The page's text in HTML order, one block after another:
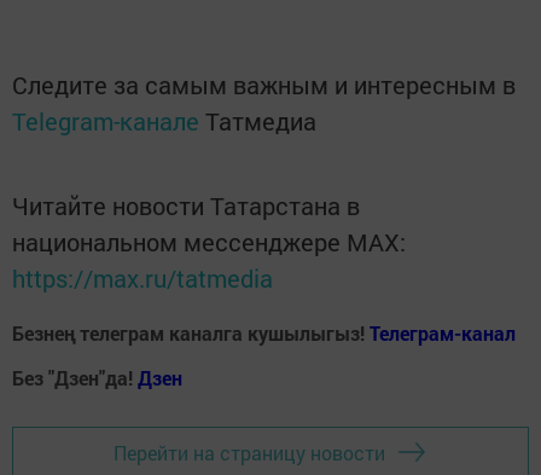
Следите за самым важным и интересным в
Telegram-канале Татмедиа
Читайте новости Татарстана в
национальном мессенджере MАХ:
https://max.ru/tatmedia
Безнең телеграм каналга кушылыгыз! Телеграм-канал
Без "Дзен"да! Дзен
Перейти на страницу новости